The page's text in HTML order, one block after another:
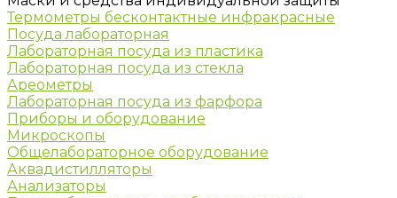
Термометры бесконтактные инфракрасные
Посуда лабораторная
Лабораторная посуда из пластика
Лабораторная посуда из стекла
Ареометры
Лабораторная посуда из фарфора
Приборы и оборудование
Микроскопы
Общелабораторное оборудование
Аквадистилляторы
Анализаторы